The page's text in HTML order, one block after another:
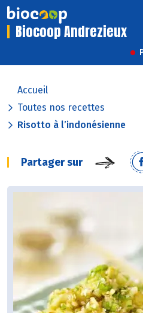
Biocoop Andrezieux
Accueil
Toutes nos recettes
Risotto à l’indonésienne
Partager sur